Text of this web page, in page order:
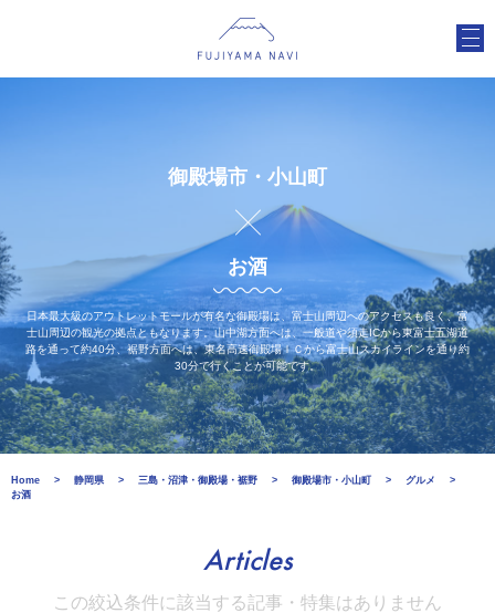
御殿場市・小山町
お酒
日本最大級のアウトレットモールが有名な御殿場は、富士山周辺へのアクセスも良く、富
士山周辺の観光の拠点ともなります。山中湖方面へは、一般道や須走ICから東富士五湖道
路を通って約40分、裾野方面へは、東名高速御殿場ＩＣから富士山スカイラインを通り約
30分で行くことが可能です。
Home 静岡県 三島・沼津・御殿場・裾野 御殿場市・小山町
グルメ
お酒
Articles
この絞込条件に該当する記事・特集はありません